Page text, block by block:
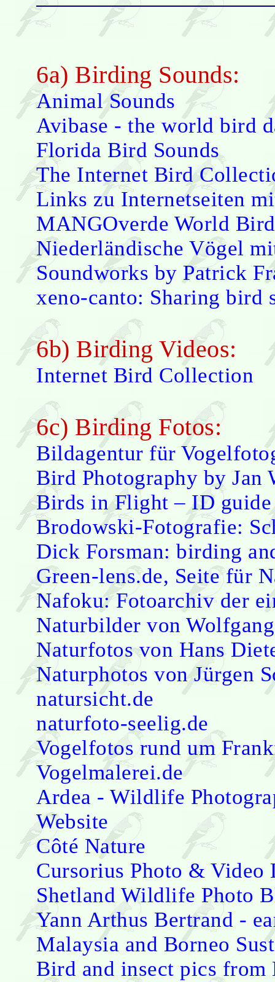
6a) Birding Sounds:
Animal Sounds
Avibase - the world bird
Florida Bird Sounds
The Internet Bird
Links zu Internetseiten
MANGOverde World
Niederländische Vögel
Soundworks by Patrick
xeno-canto: Sharing bird
6b) Birding Videos:
Internet Bird Collection
6c) Birding Fotos:
Bildagentur für
Bird Photography by Jan
Birds in Flight – ID guide
Brodowski-Fotografie:
Dick Forsman: birding
Green-lens.de, Seite für
Nafoku: Fotoarchiv der
Naturbilder von
Naturfotos von Hans
Naturphotos von Jürgen
natursicht.de
naturfoto-seelig.de
Vogelfotos rund um
Vogelmalerei.de
Ardea - Wildlife
Website
Côté Nature
Cursorius Photo & Video
Shetland Wildlife Photo
Yann Arthus Bertrand -
Malaysia and Borneo
Bird and insect pics from